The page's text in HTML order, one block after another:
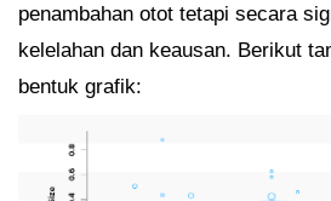
penambahan otot tetapi secara
kelelahan dan keausan. Berikut
bentuk grafik: